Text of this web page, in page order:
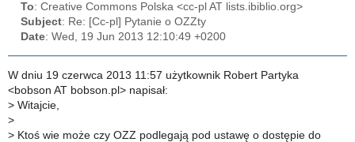
To: Creative Commons Polska <cc-pl AT lists.ibiblio.org>
Subject: Re: [Cc-pl] Pytanie o OZZty
Date: Wed, 19 Jun 2013 12:10:49 +0200
W dniu 19 czerwca 2013 11:57 użytkownik Robert Partyka
<bobson AT bobson.pl> napisał:
> Witajcie,
>
> Ktoś wie może czy OZZ podlegają pod ustawę o dostępie do